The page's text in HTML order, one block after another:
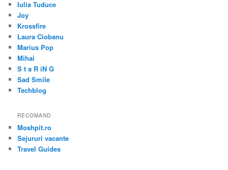
Iulia Tuduce
Joy
Krossfire
Laura Ciobanu
Marius Pop
Mihai
S t a R iN G
Sad Smile
Techblog
RECOMAND
Moshpit.ro
Sejururi vacante
Travel Guides